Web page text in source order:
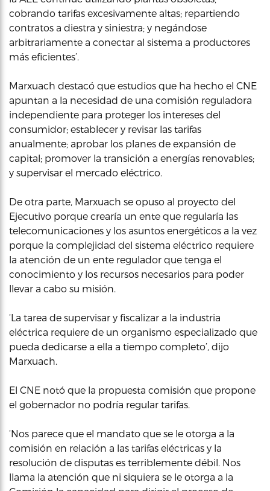
cobrando tarifas excesivamente altas; repartiendo
contratos a diestra y siniestra; y negándose
arbitrariamente a conectar al sistema a productores
más eficientes’.
Marxuach destacó que estudios que ha hecho el CNE
apuntan a la necesidad de una comisión reguladora
independiente para proteger los intereses del
consumidor; establecer y revisar las tarifas
anualmente; aprobar los planes de expansión de
capital; promover la transición a energías renovables;
y supervisar el mercado eléctrico.
De otra parte, Marxuach se opuso al proyecto del
Ejecutivo porque crearía un ente que regularía las
telecomunicaciones y los asuntos energéticos a la vez
porque la complejidad del sistema eléctrico requiere
la atención de un ente regulador que tenga el
conocimiento y los recursos necesarios para poder
llevar a cabo su misión.
‘La tarea de supervisar y fiscalizar a la industria
eléctrica requiere de un organismo especializado que
pueda dedicarse a ella a tiempo completo’, dijo
Marxuach.
El CNE notó que la propuesta comisión que propone
el gobernador no podría regular tarifas.
‘Nos parece que el mandato que se le otorga a la
comisión en relación a las tarifas eléctricas y la
resolución de disputas es terriblemente débil. Nos
llama la atención que ni siquiera se le otorga a la